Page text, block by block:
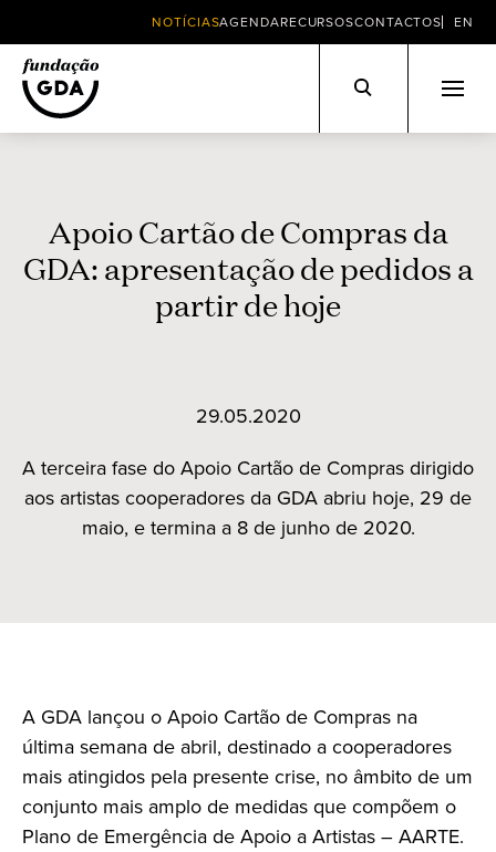
NOTÍCIASAGENDARECURSOSCONTACTOS EN
Apoio Cartão de Compras da
GDA: apresentação de pedidos a
partir de hoje
29.05.2020
A terceira fase do Apoio Cartão de Compras dirigido
aos artistas cooperadores da GDA abriu hoje, 29 de
maio, e termina a 8 de junho de 2020.
A GDA lançou o Apoio Cartão de Compras na
última semana de abril, destinado a cooperadores
mais atingidos pela presente crise, no âmbito de um
conjunto mais amplo de medidas que compõem o
Plano de Emergência de Apoio a Artistas – AARTE.